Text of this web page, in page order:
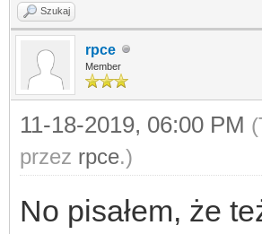
Szukaj
rpce
Member
11-18-2019, 06:00 PM
przez rpce.)
No pisałem, że